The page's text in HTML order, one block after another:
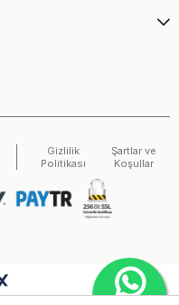
Gizlilik
Politikası
Şartlar ve
Koşullar